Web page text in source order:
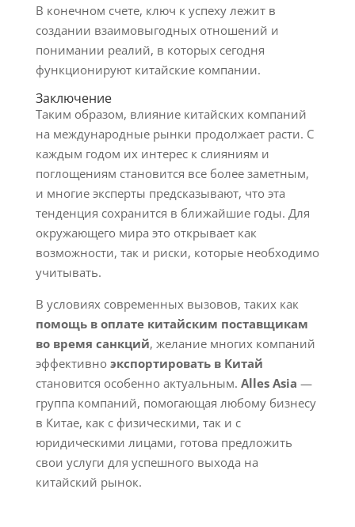
В конечном счете, ключ к успеху лежит в
создании взаимовыгодных отношений и
понимании реалий, в которых сегодня
функционируют китайские компании.
Заключение
Таким образом, влияние китайских компаний
на международные рынки продолжает расти. С
каждым годом их интерес к слияниям и
поглощениям становится все более заметным,
и многие эксперты предсказывают, что эта
тенденция сохранится в ближайшие годы. Для
окружающего мира это открывает как
возможности, так и риски, которые необходимо
учитывать.
В условиях современных вызовов, таких как
помощь в оплате китайским поставщикам
во время санкций, желание многих компаний
эффективно экспортировать в Китай
становится особенно актуальным. Alles Asia —
группа компаний, помогающая любому бизнесу
в Китае, как с физическими, так и с
юридическими лицами, готова предложить
свои услуги для успешного выхода на
китайский рынок.